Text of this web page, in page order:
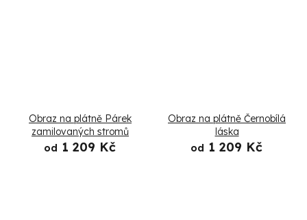
Obraz na plátně Párek
zamilovaných stromů
od 1 209 Kč
Obraz na plátně Černobílá
láska
od 1 209 Kč